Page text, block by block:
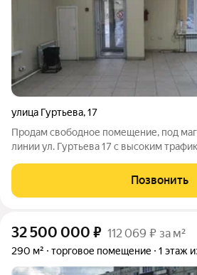
улица Гуртьева,17
Продам свободное помещение, под
линии ул. Гуртьева 17 с высоким
максимальной проходимостью и
Это предложение станет
Позвонить
32 500 000 ₽ 112 069 ₽ за м²
290 м² торговое помещение 1 этаж